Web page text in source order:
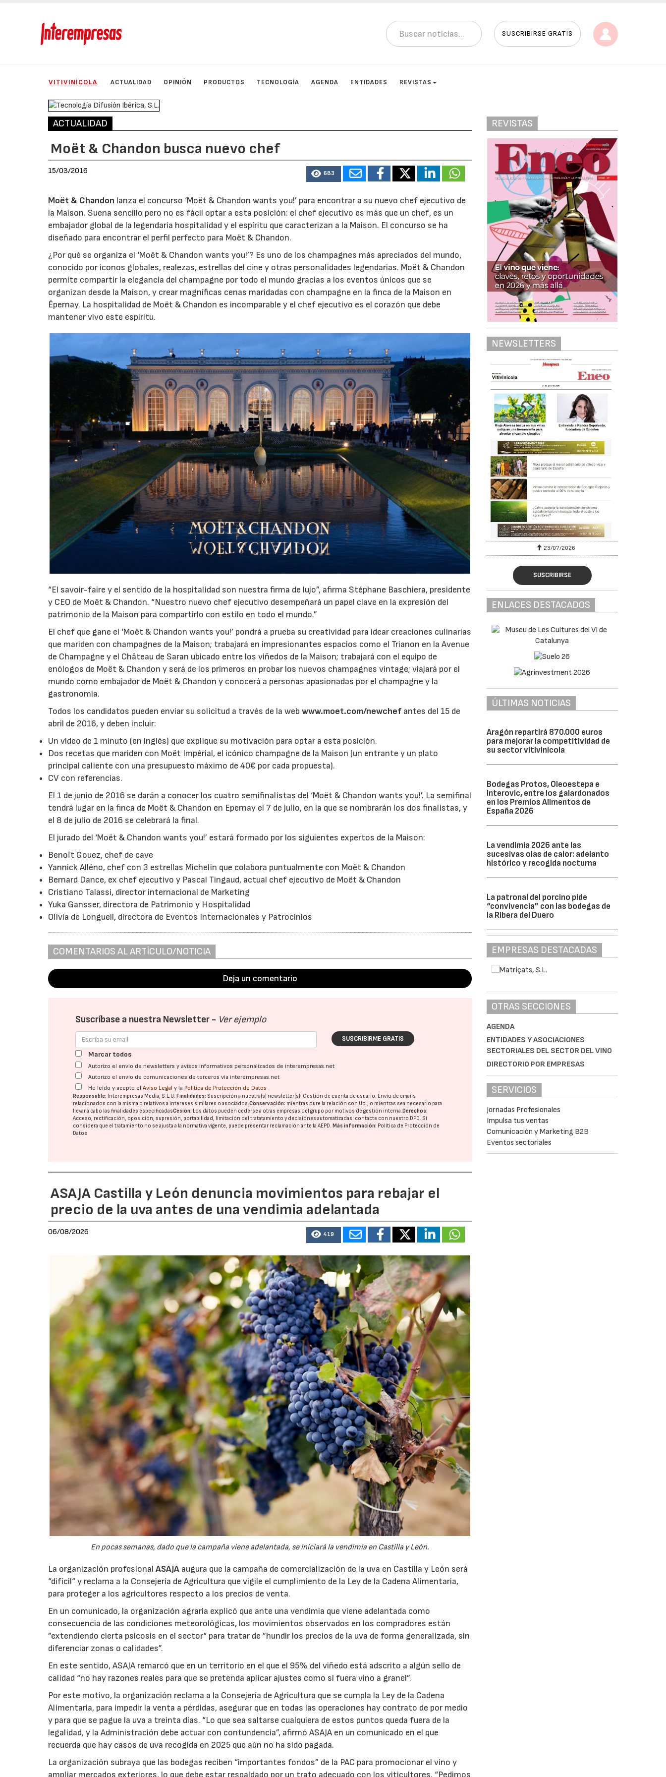
SUSCRIBIRSE GRATIS
VITIVINÍCOLA ACTUALIDAD OPINIÓN PRODUCTOS TECNOLOGÍA AGENDA ENTIDADES REVISTAS
ACTUALIDAD
Moët & Chandon busca nuevo chef
15/03/2016 683
Moët & Chandon lanza el concurso ‘Moët & Chandon wants you!’ para encontrar a su nuevo chef ejecutivo de
la Maison. Suena sencillo pero no es fácil optar a esta posición: el chef ejecutivo es más que un chef, es un
embajador global de la legendaria hospitalidad y el espíritu que caracterizan a la Maison. El concurso se ha
diseñado para encontrar el perfil perfecto para Moët & Chandon.
¿Por qué se organiza el ‘Moët & Chandon wants you!’? Es uno de los champagnes más apreciados del mundo,
conocido por iconos globales, realezas, estrellas del cine y otras personalidades legendarias. Moët & Chandon
permite compartir la elegancia del champagne por todo el mundo gracias a los eventos únicos que se
organizan desde la Maison, y crear magníficas cenas maridadas con champagne en la finca de la Maison en
Épernay. La hospitalidad de Moët & Chandon es incomparable y el chef ejecutivo es el corazón que debe
mantener vivo este espíritu.
“El savoir-faire y el sentido de la hospitalidad son nuestra firma de lujo”, afirma Stéphane Baschiera, presidente
y CEO de Moët & Chandon. “Nuestro nuevo chef ejecutivo desempeñará un papel clave en la expresión del
patrimonio de la Maison para compartirlo con estilo en todo el mundo.”
El chef que gane el ‘Moët & Chandon wants you!’ pondrá a prueba su creatividad para idear creaciones culinarias
que mariden con champagnes de la Maison; trabajará en impresionantes espacios como el Trianon en la Avenue
de Champagne y el Château de Saran ubicado entre los viñedos de la Maison; trabajará con el equipo de
enólogos de Moët & Chandon y será de los primeros en probar los nuevos champagnes vintage; viajará por el
mundo como embajador de Moët & Chandon y conocerá a personas apasionadas por el champagne y la
gastronomía.
Todos los candidatos pueden enviar su solicitud a través de la webwww.moet.com/newchef antes del 15 de
abril de 2016, y deben incluir:
Un vídeo de 1 minuto (en inglés) que explique su motivación para optar a esta posición.
Dos recetas que mariden con Moët Impérial, el icónico champagne de la Maison (un entrante y un plato
principal caliente con una presupuesto máximo de 40€ por cada propuesta).
CV con referencias.
El 1 de junio de 2016 se darán a conocer los cuatro semifinalistas del ‘Moët & Chandon wants you!’. La semifinal
tendrá lugar en la finca de Moët & Chandon en Epernay el 7 de julio, en la que se nombrarán los dos finalistas, y
el 8 de julio de 2016 se celebrará la final.
El jurado del ‘Moët & Chandon wants you!’ estará formado por los siguientes expertos de la Maison:
Benoît Gouez, chef de cave
Yannick Alléno, chef con 3 estrellas Michelin que colabora puntualmente con Moët & Chandon
Bernard Dance, ex chef ejecutivo y Pascal Tingaud, actual chef ejecutivo de Moët & Chandon
Cristiano Talassi, director internacional de Marketing
Yuka Gansser, directora de Patrimonio y Hospitalidad
Olivia de Longueil, directora de Eventos Internacionales y Patrocinios
COMENTARIOS AL ARTÍCULO/NOTICIA
Deja un comentario
Suscríbase a nuestra Newsletter - Ver ejemplo
SUSCRIBIRME GRATIS
Marcar todos
Autorizo el envío de newsletters y avisos informativos personalizados de interempresas.net
Autorizo el envío de comunicaciones de terceros vía interempresas.net
He leído y acepto elAviso Legal y la Política de Protección de Datos
Responsable: Interempresas Media, S.L.U.Finalidades: Suscripción a nuestra(s) newsletter(s). Gestión de cuenta de usuario. Envío de emails
relacionados con la misma o relativos a intereses similares o asociados.Conservación: mientras dure la relación con Ud., o mientras sea necesario para
llevar a cabo las finalidades especificadasCesión: Los datos pueden cederse a otras empresas del grupo por motivos de gestión interna.Derechos:
Acceso, rectificación, oposición, supresión, portabilidad, limitación del tratatamiento y decisiones automatizadas: contacte con nuestro DPD. Si
considera que el tratamiento no se ajusta a la normativa vigente, puede presentar reclamación ante laAEPD.Más información: Política de Protección de
Datos
ASAJA Castilla y León denuncia movimientos para rebajar el
precio de la uva antes de una vendimia adelantada
06/08/2026 419
En pocas semanas, dado que la campaña viene adelantada, se iniciará la vendimia en Castilla y León.
La organización profesionalASAJA augura que la campaña de comercialización de la uva en Castilla y León será
“difícil“ y reclama a la Consejería de Agricultura que vigile el cumplimiento de la Ley de la Cadena Alimentaria,
para proteger a los agricultores respecto a los precios de venta.
En un comunicado, la organización agraria explicó que ante una vendimia que viene adelantada como
consecuencia de las condiciones meteorológicas, los movimientos observados en los compradores están
”extendiendo cierta psicosis en el sector“ para tratar de ”hundir los precios de la uva de forma generalizada, sin
diferenciar zonas o calidades”.
En este sentido, ASAJA remarcó que en un territorio en el que el 95% del viñedo está adscrito a algún sello de
calidad “no hay razones reales para que se pretenda aplicar ajustes como si fuera vino a granel”.
Por este motivo, la organización reclama a la Consejería de Agricultura que se cumpla la Ley de la Cadena
Alimentaria, para impedir la venta a pérdidas, asegurar que en todas las operaciones hay contrato de por medio
y para que se pague la uva a treinta días. “Lo que sea saltarse cualquiera de estos puntos queda fuera de la
legalidad, y la Administración debe actuar con contundencia”, afirmó ASAJA en un comunicado en el que
recuerda que hay casos de uva recogida en 2025 que aún no ha sido pagada.
La organización subraya que las bodegas reciben “importantes fondos” de la PAC para promocionar el vino y
ampliar mercados exteriores, lo que debe estar respaldado por un trato adecuado con los viticultores. “Pedimos
REVISTAS
NEWSLETTERS
23/07/2026 30/07/2026 23/07/2026
SUSCRIBIRSE
ENLACES DESTACADOS
ÚLTIMAS NOTICIAS
Aragón repartirá 870.000 euros
para mejorar la competitividad de
su sector vitivinícola
Bodegas Protos, Oleoestepa e
Interovic, entre los galardonados
en los Premios Alimentos de
España 2026
La vendimia 2026 ante las
sucesivas olas de calor: adelanto
histórico y recogida nocturna
La patronal del porcino pide
“convivencia” con las bodegas de
la Ribera del Duero
EMPRESAS DESTACADAS
OTRAS SECCIONES
AGENDA
ENTIDADES Y ASOCIACIONES
SECTORIALES DEL SECTOR DEL VINO
DIRECTORIO POR EMPRESAS
SERVICIOS
Jornadas Profesionales
Impulsa tus ventas
Comunicación y Marketing B2B
Eventos sectoriales